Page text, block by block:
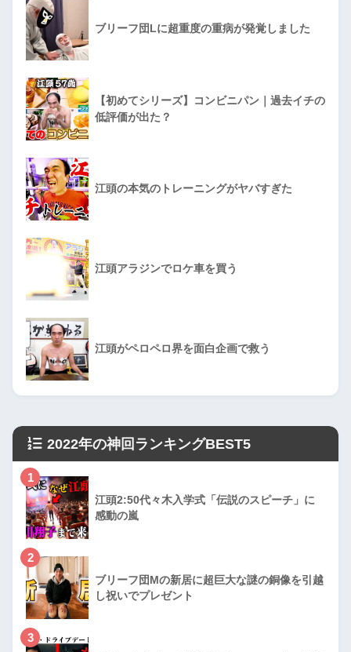
ブリーフ団Lに超重度の重病が発覚しました
【初めてシリーズ】コンビニパン｜過去イチの
低評価が出た？
江頭の本気のトレーニングがヤバすぎた
江頭アラジンでロケ車を買う
江頭がペロペロ界を面白企画で救う
2022年の神回ランキングBEST5
1
江頭2:50代々木入学式「伝説のスピーチ」に
感動の嵐
2
ブリーフ団Mの新居に超巨大な謎の銅像を引越
し祝いでプレゼント
3